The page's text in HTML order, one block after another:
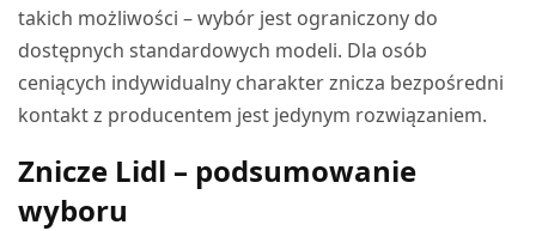
takich możliwości – wybór jest ograniczony do
dostępnych standardowych modeli. Dla osób
ceniących indywidualny charakter znicza bezpośredni
kontakt z producentem jest jedynym rozwiązaniem.
Znicze Lidl – podsumowanie
wyboru